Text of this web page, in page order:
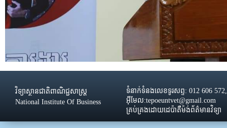
វិទ្យាស្ថានជាតិពាណិជ្ជសាស្រ្ដ
National Institute Of Business
ទំនាក់ទំនងលេខទូរសព្ទ: 012 606
អ៊ីមែល:tepoeuntvet@gmail.com
គ្រប់គ្រងដោយដេប៉ាតឺម៉ង់ព័ត៌មានវិទ្យា